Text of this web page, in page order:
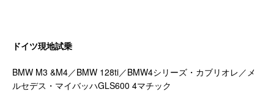
ドイツ現地試乗
BMW M3 &M4／BMW 128ti／BMW4シリーズ・カブリオレ／メ
ルセデス・マイバッハGLS600 4マチック